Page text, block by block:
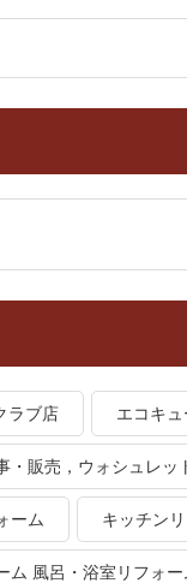
ラブ店 エコキ
・販売，ウォシュレッ
ーム キッチン
ム 風呂・浴室リフォ